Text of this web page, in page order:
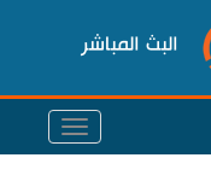
البث المباشر